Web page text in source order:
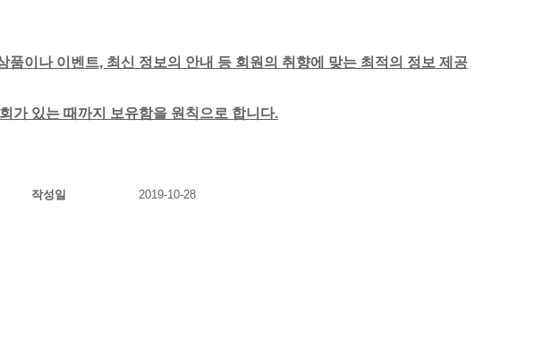
이나 이벤트, 최신 정보의 안내 등 회원의 취향에 맞는 최적의 정보 제공
가 있는 때까지 보유함을 원칙으로 합니다.
작성일
2019-10-28